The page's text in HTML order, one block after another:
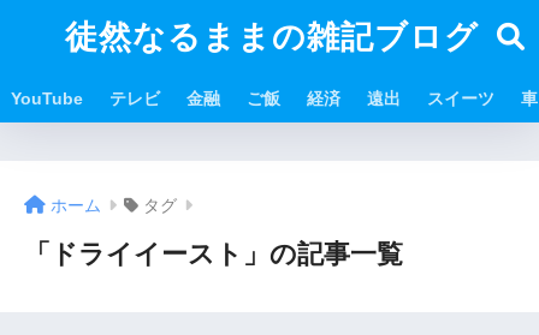
徒然なるままの雑記ブログ
YouTube テレビ 金融 ご飯 経済 遠出 スイーツ 車
ホーム タグ
「ドライイースト」の記事一覧